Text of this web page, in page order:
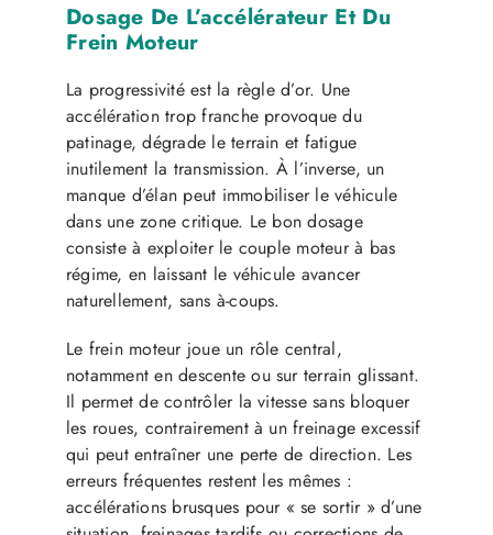
Dosage De L’accélérateur Et Du
Frein Moteur
La progressivité est la règle d’or. Une
accélération trop franche provoque du
patinage, dégrade le terrain et fatigue
inutilement la transmission. À l’inverse, un
manque d’élan peut immobiliser le véhicule
dans une zone critique. Le bon dosage
consiste à exploiter le couple moteur à bas
régime, en laissant le véhicule avancer
naturellement, sans à-coups.
Le frein moteur joue un rôle central,
notamment en descente ou sur terrain glissant.
Il permet de contrôler la vitesse sans bloquer
les roues, contrairement à un freinage excessif
qui peut entraîner une perte de direction. Les
erreurs fréquentes restent les mêmes :
accélérations brusques pour « se sortir » d’une